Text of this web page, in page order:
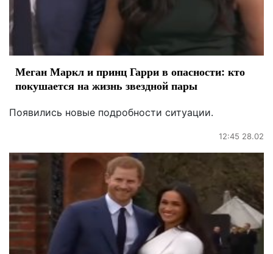
Меган Маркл и принц Гарри в опасности: кто
покушается на жизнь звездной пары
Появились новые подробности ситуации.
12:45 28.02